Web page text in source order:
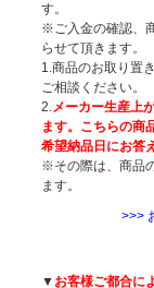
す。
※ご入金の確認、
らせて頂きます。
1.商品のお取り置
ご相談ください。
2.メーカー生産上
ます。こちらの商
希望納品日にお答
※その際は、商品
ます。
>>>
▼ お客様ご都合に